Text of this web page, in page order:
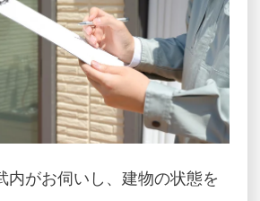
内がお伺いし、建物の状態を